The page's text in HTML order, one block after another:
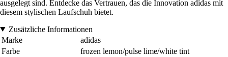
ausgelegt sind. Entdecke das Vertrauen, das die Innovation adidas mit
diesem stylischen Laufschuh bietet.
Zusätzliche Informationen
Marke
adidas
Farbe
frozen lemon/pulse lime/white tint